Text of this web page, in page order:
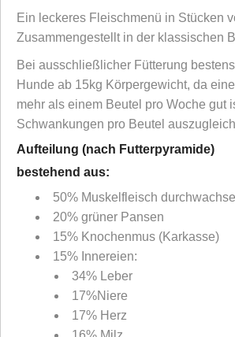
Ein leckeres Fleischmenü in Stücken
Zusammengestellt in der klassischen
Bei ausschließlicher Fütterung
Hunde ab 15kg Körpergewicht, da
mehr als einem Beutel pro Woche gut
Schwankungen pro Beutel
Aufteilung (nach Futterpyramide)
bestehend aus:
50% Muskelfleisch
20% grüner Pansen
15% Knochenmus (Karkasse)
15% Innereien:
34% Leber
17%Niere
17% Herz